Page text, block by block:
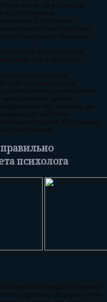
месте, то его мысли
на собственное
мысли и проблемы.
часто стоят удобные
на стульях, только во
что посетитель не
окну, или к сильному
и посетителем
либо предмет в роли
стол является препятствием
чувство
что, конечно, не
на сайте:
не потерять
. Стол нужен
и переговоров.
психолога
комфорт помогает
свободно обсуждать свои